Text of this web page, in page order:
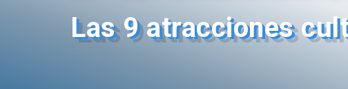
Las 9 atracciones